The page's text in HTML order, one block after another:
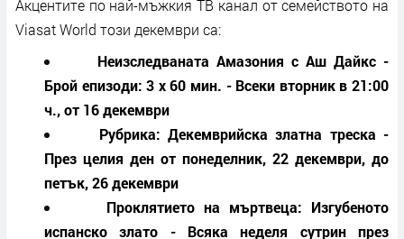
Акцентите по най-мъжкия ТВ канал от семейството на
Viasat World този декември са:
Неизследваната Амазония с Аш Дайкс -
Брой епизоди: 3 x 60 мин. - Всеки вторник в 21:00
ч., от 16 декември
Рубрика: Декемврийска златна треска -
През целия ден от понеделник, 22 декември, до
петък, 26 декември
Проклятието на мъртвеца: Изгубеното
испанско злато - Всяка неделя сутрин през